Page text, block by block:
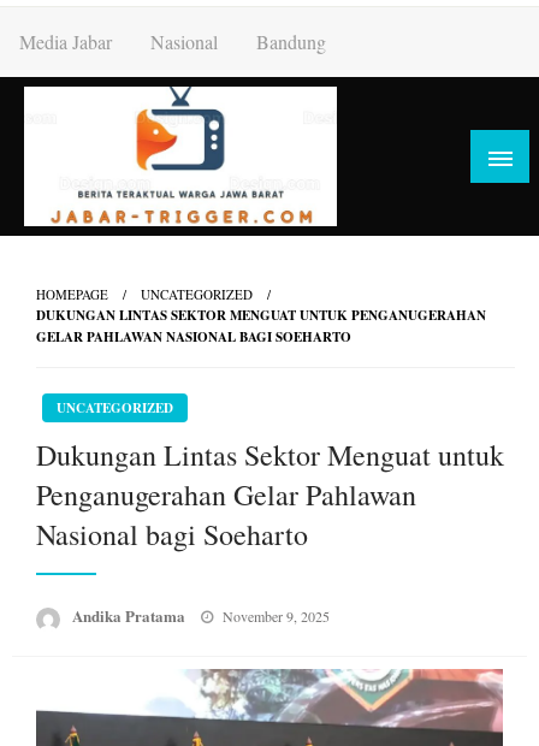
content
Media Jabar Nasional Bandung
HOMEPAGE UNCATEGORIZED
DUKUNGAN LINTAS SEKTOR MENGUAT UNTUK PENGANUGERAHAN
GELAR PAHLAWAN NASIONAL BAGI SOEHARTO
UNCATEGORIZED
Dukungan Lintas Sektor Menguat untuk
Penganugerahan Gelar Pahlawan
Nasional bagi Soeharto
Andika Pratama
Posted
November 9, 2025